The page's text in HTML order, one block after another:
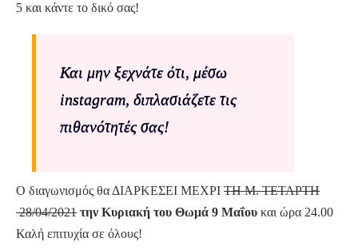
5 και κάντε το δικό σας!
Και μην ξεχνάτε ότι, μέσω
instagram, διπλασιάζετε τις
πιθανότητές σας!
Ο διαγωνισμός θα ΔΙΑΡΚΕΣΕΙ ΜΕΧΡΙ ΤΗ Μ. ΤΕΤΑΡΤΗ
28/04/2021 την Κυριακή του Θωμά 9 Μαΐου και ώρα 24.00
Καλή επιτυχία σε όλους!